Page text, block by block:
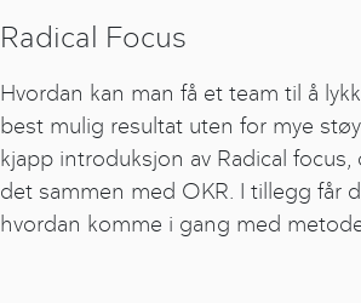
Radical Focus
Hvordan kan man få et team til å
best mulig resultat uten for mye
kjapp introduksjon av Radical
det sammen med OKR. I tillegg får
hvordan komme i gang med